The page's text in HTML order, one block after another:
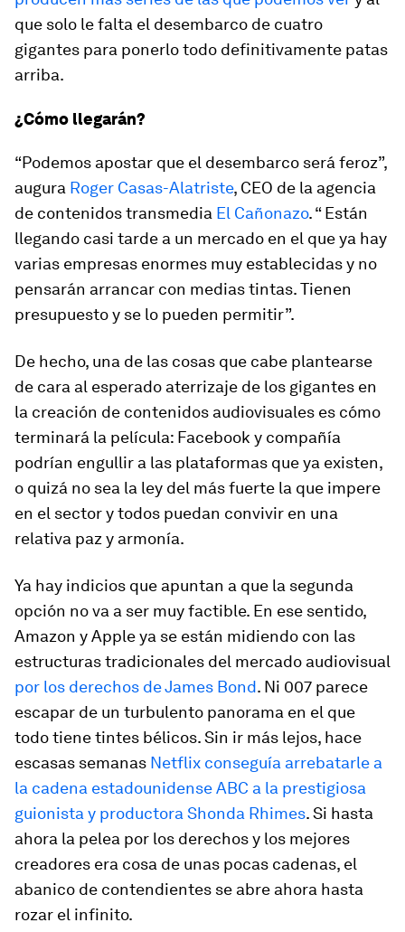
que solo le falta el desembarco de cuatro
gigantes para ponerlo todo definitivamente patas
arriba.
¿Cómo llegarán?
“Podemos apostar que el desembarco será feroz”,
augura Roger Casas-Alatriste, CEO de la agencia
de contenidos transmedia El Cañonazo. “ Están
llegando casi tarde a un mercado en el que ya hay
varias empresas enormes muy establecidas y no
pensarán arrancar con medias tintas. Tienen
presupuesto y se lo pueden permitir”.
De hecho, una de las cosas que cabe plantearse
de cara al esperado aterrizaje de los gigantes en
la creación de contenidos audiovisuales es cómo
terminará la película: Facebook y compañía
podrían engullir a las plataformas que ya existen,
o quizá no sea la ley del más fuerte la que impere
en el sector y todos puedan convivir en una
relativa paz y armonía.
Ya hay indicios que apuntan a que la segunda
opción no va a ser muy factible. En ese sentido,
Amazon y Apple ya se están midiendo con las
estructuras tradicionales del mercado audiovisual
por los derechos de James Bond. Ni 007 parece
escapar de un turbulento panorama en el que
todo tiene tintes bélicos. Sin ir más lejos, hace
escasas semanas Netflix conseguía arrebatarle a
la cadena estadounidense ABC a la prestigiosa
guionista y productora Shonda Rhimes. Si hasta
ahora la pelea por los derechos y los mejores
creadores era cosa de unas pocas cadenas, el
abanico de contendientes se abre ahora hasta
rozar el infinito.